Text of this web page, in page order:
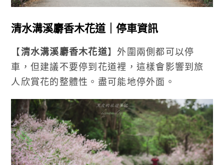
清水溝溪麝香木花道 ｜停車資訊
【清水溝溪麝香木花道】外圍兩側都可以停
車，但建議不要停到花道裡，這樣會影響到旅
人欣賞花的整體性。盡可能地停外面。